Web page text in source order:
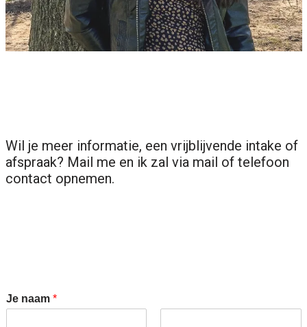
Wil je meer informatie, een vrijblijvende intake of
afspraak? Mail me en ik zal via mail of telefoon
contact opnemen.
Je naam *